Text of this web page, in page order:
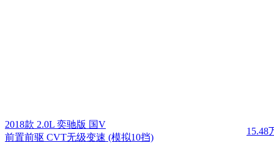
2018款 2.0L 奕驰版 国V
前置前驱 CVT无级变速 (模拟10挡)
15.48